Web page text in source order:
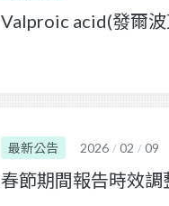
Valproic acid(發爾
最新公告 2026 / 02 / 09
春節期間報告時效調